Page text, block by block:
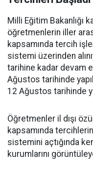
Milli Eğitim Bakanlığı
öğretmenlerin iller
kapsamında tercih
sistemi üzerinden
tarihine kadar devam
Ağustos tarihinde
12 Ağustos tarihinde
Öğretmenler il dışı
kapsamında
sistemini açtığında
kurumlarını